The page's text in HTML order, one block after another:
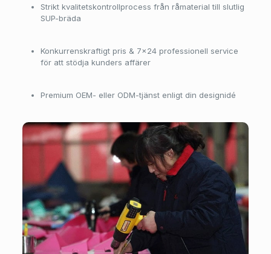
Strikt kvalitetskontrollprocess från råmaterial till slutlig
SUP-bräda
Konkurrenskraftigt pris & 7×24 professionell service
för att stödja kunders affärer
Premium OEM- eller ODM-tjänst enligt din designidé
Verkstad